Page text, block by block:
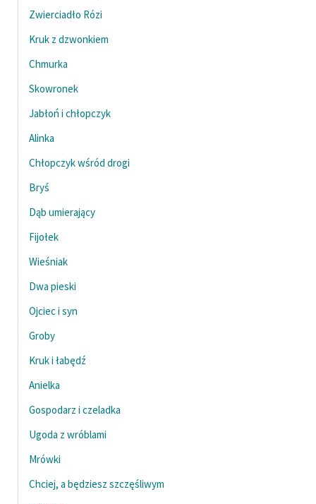
Zwierciadło Rózi
Kruk z dzwonkiem
Chmurka
Skowronek
Jabłoń i chłopczyk
Alinka
Chłopczyk wśród drogi
Bryś
Dąb umierający
Fijołek
Wieśniak
Dwa pieski
Ojciec i syn
Groby
Kruk i łabędź
Anielka
Gospodarz i czeladka
Ugoda z wróblami
Mrówki
Chciej, a będziesz szczęśliwym